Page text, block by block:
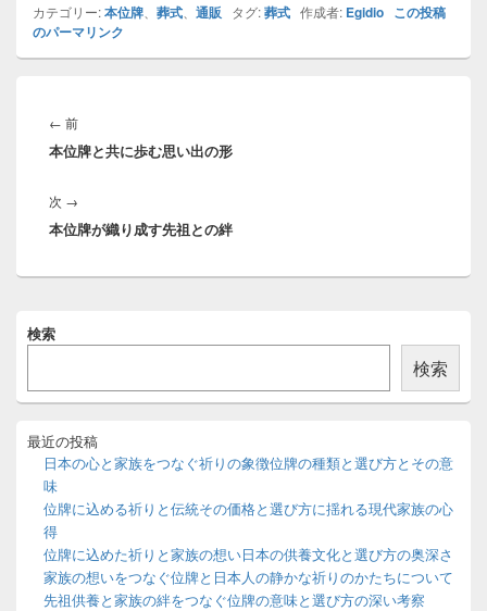
カテゴリー:本位牌 葬式 通販 タグ:葬式 作成者: Egidio この投稿
のパーマリンク
稿
ナ
ゲ
ー
シ
← 前前
の
本位牌と共に歩む思い出の形
次 →
の
稿:
本位牌が織り成す先祖との絆
イ
イ
バ
検索
検索
最近の投稿
日本の心と家族をつなぐ祈りの象徴位牌の種類と選び方とその意
味
位牌に込める祈りと伝統その価格と選び方に揺れる現代家族の心
得
位牌に込めた祈りと家族の想い日本の供養文化と選び方の奥深さ
家族の想いをつなぐ位牌と日本人の静かな祈りのかたちについて
先祖供養と家族の絆をつなぐ位牌の意味と選び方の深い考察